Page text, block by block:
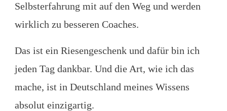
Selbsterfahrung mit auf den Weg und werden
wirklich zu besseren Coaches.
Das ist ein Riesengeschenk und dafür bin ich
jeden Tag dankbar. Und die Art, wie ich das
mache, ist in Deutschland meines Wissens
absolut einzigartig.